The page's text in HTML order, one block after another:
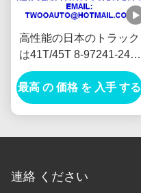
高性能の日本のトラック
は41T/45T 8-97241-244-
0、4JH1-TC 4HF1-2005
NKR-71MYY5Tを分けま
す
最高 の 価格 を 入手 する
連絡 ください